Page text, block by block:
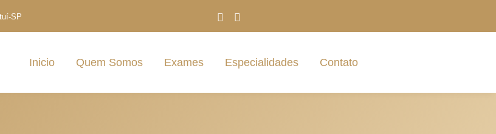
SP
Inicio Quem Somos Exames Especialidades Contato